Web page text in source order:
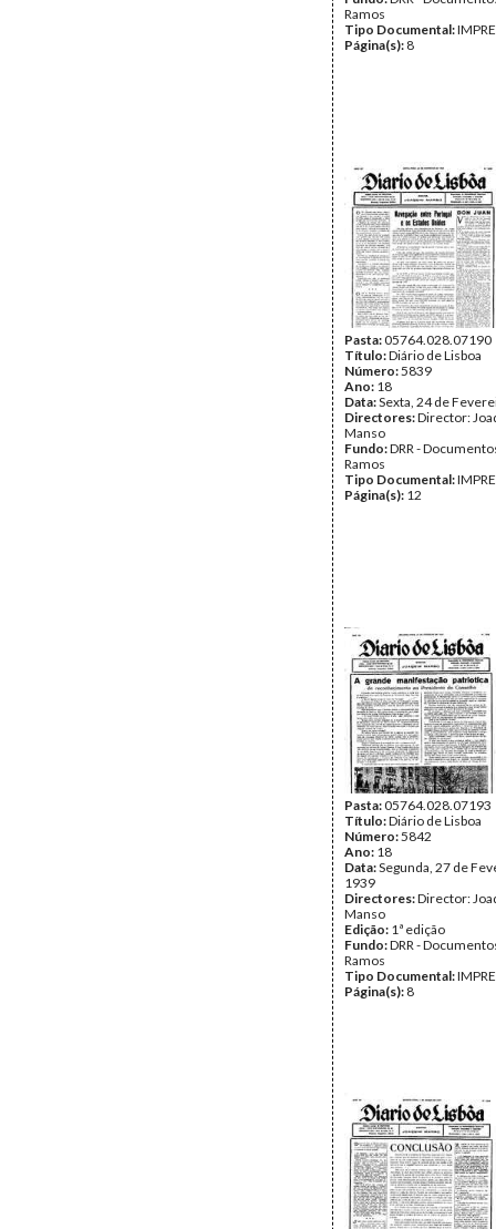
Ramos
Tipo Documental:
Página(s): 8
Pasta:05764.028.07190
Título:Diário de Lisboa
Número:5839
Ano: 18
Data:Sexta, 24 de
Directores:Director:
Manso
Fundo:DRR -
Ramos
Tipo Documental:
Página(s): 12
Pasta:05764.028.07193
Título:Diário de Lisboa
Número:5842
Ano: 18
Data:Segunda, 27 de
1939
Directores:Director:
Manso
Edição: 1ª edição
Fundo:DRR -
Ramos
Tipo Documental:
Página(s): 8